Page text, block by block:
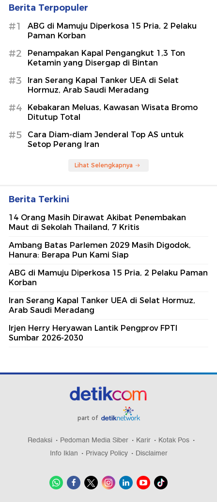
Berita Terpopuler
#1
ABG di Mamuju Diperkosa 15 Pria, 2 Pelaku
Paman Korban
#2
Penampakan Kapal Pengangkut 1,3 Ton
Ketamin yang Disergap di Bintan
#3
Iran Serang Kapal Tanker UEA di Selat
Hormuz, Arab Saudi Meradang
#4
Kebakaran Meluas, Kawasan Wisata Bromo
Ditutup Total
#5
Cara Diam-diam Jenderal Top AS untuk
Setop Perang Iran
Lihat Selengkapnya
Berita Terkini
14 Orang Masih Dirawat Akibat Penembakan
Maut di Sekolah Thailand, 7 Kritis
Ambang Batas Parlemen 2029 Masih Digodok,
Hanura: Berapa Pun Kami Siap
ABG di Mamuju Diperkosa 15 Pria, 2 Pelaku Paman
Korban
Iran Serang Kapal Tanker UEA di Selat Hormuz,
Arab Saudi Meradang
Irjen Herry Heryawan Lantik Pengprov FPTI
Sumbar 2026-2030
part of
Redaksi Pedoman Media Siber Karir
Kotak Pos
Info Iklan
Privacy Policy Disclaimer